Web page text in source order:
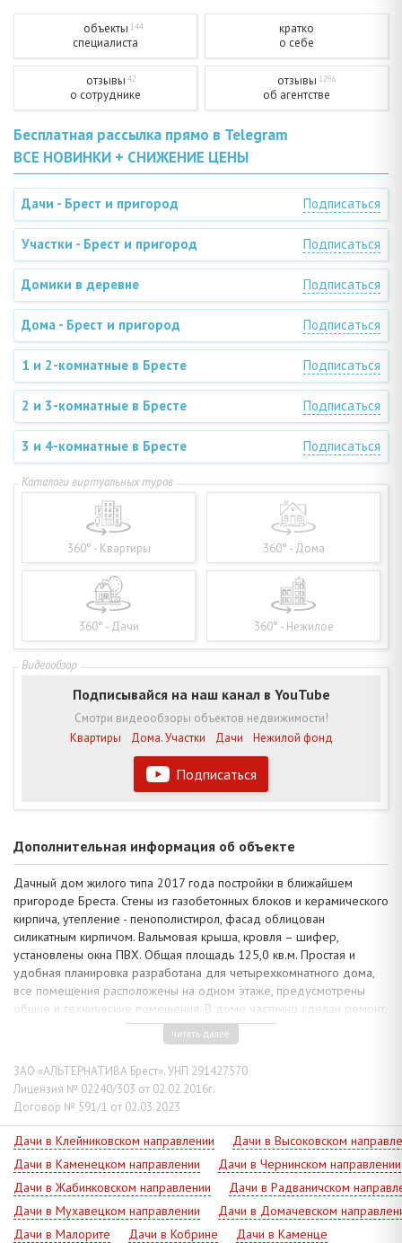
объекты 144
специалиста
кратко
о себе
отзывы 42
о сотруднике
отзывы 1296
об агентстве
Бесплатная рассылка прямо в Telegram
ВСЕ НОВИНКИ + СНИЖЕНИЕ ЦЕНЫ
Дачи - Брест и пригород Подписаться
Участки - Брест и пригород Подписаться
Домики в деревне Подписаться
Дома - Брест и пригород Подписаться
1 и 2-комнатные в Бресте Подписаться
2 и 3-комнатные в Бресте Подписаться
3 и 4-комнатные в Бресте Подписаться
360° - Квартиры 360° - Дома
360° - Дачи 360° - Нежилое
Подписаться
Подписывайся на наш канал в YouTube
Смотри видеообзоры объектов недвижимости!
Квартиры
Дома. Участки Дачи Нежилой фонд
Дополнительная информация об объекте
Дачный дом жилого типа 2017 года постройки в ближайшем
пригороде Бреста. Стены из газобетонных блоков и керамического
кирпича, утепление - пенополистирол, фасад облицован
силикатным кирпичом. Вальмовая крыша, кровля – шифер,
установлены окна ПВХ. Общая площадь 125,0 кв.м. Простая и
удобная планировка разработана для четырехкомнатного дома,
все помещения расположены на одном этаже, предусмотрены
общие и технические помещения. В доме частично сделан ремонт,
установлена необходимая сантехника.
централизованные, водоснабжение - скважина и гидрофор,
канализация - автономная. Телефонизация, интернет.
Земельный участок площадью 0,0392 га огорожен по периметру,
со стороны улицы – забор из металлопрофиля. Территория
находится в стадии благоустройства. До асфальтированной дороги
700 м. В садоводческом товариществе ведется современная
жилая застройка. Плюсом является близость городской
инфраструктуры, налажено транспортное сообщение.
Обращайтесь, у вас есть выбор!
читать далее
ЗАО «АЛЬТЕРНАТИВА Брест». УНП 291427570
Лицензия № 02240/303 от 02.02.2016г.
Договор № 591/1 от 02.03.2023
Дачи в Клейниковском направлении
Дачи в Высоковском
Дачи в Каменецком направлении
Дачи в Чернинском направлении
Дачи в Жабинковском направлении
Дачи в Радваничском
Дачи в Мухавецком направлении
Дачи в Домачевском
Дачи в Малорите
Дачи в Кобрине Дачи в Каменце